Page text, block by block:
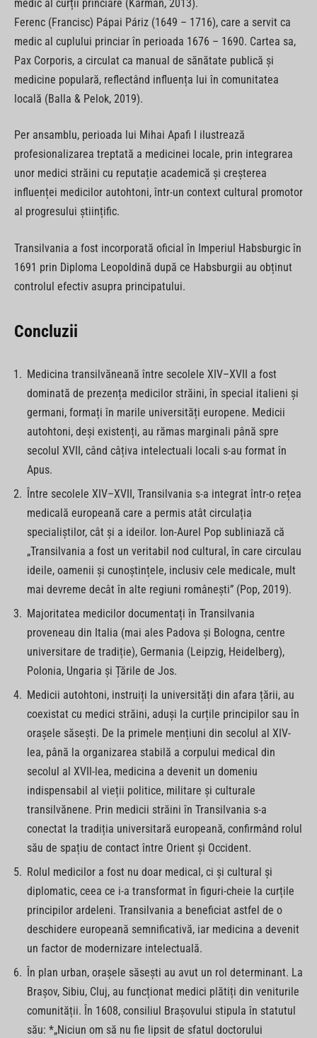
medic al curții princiare (Kármán, 2013).
Ferenc (Francisc) Pápai Páriz (1649 – 1716), care a servit ca
medic al cuplului princiar în perioada 1676 – 1690. Cartea sa,
Pax Corporis, a circulat ca manual de sănătate publică și
medicine populară, reflectând influența lui în comunitatea
locală (Balla & Pelok, 2019).
Per ansamblu, perioada lui Mihai Apafi I ilustrează
profesionalizarea treptată a medicinei locale, prin integrarea
unor medici străini cu reputație academică și creșterea
influenței medicilor autohtoni, într-un context cultural promotor
al progresului științific.
Transilvania a fost incorporată oficial în Imperiul Habsburgic în
1691 prin Diploma Leopoldină după ce Habsburgii au obținut
controlul efectiv asupra principatului.
Concluzii
Medicina transilvăneană între secolele XIV–XVII a fost
dominată de prezența medicilor străini, în special italieni și
germani, formați în marile universități europene. Medicii
autohtoni, deși existenți, au rămas marginali până spre
secolul XVII, când câțiva intelectuali locali s-au format în
Apus.
Între secolele XIV–XVII, Transilvania s-a integrat într-o rețea
medicală europeană care a permis atât circulația
specialiștilor, cât și a ideilor. Ion-Aurel Pop subliniază că
„Transilvania a fost un veritabil nod cultural, în care circulau
ideile, oamenii și cunoștințele, inclusiv cele medicale, mult
mai devreme decât în alte regiuni românești” (Pop, 2019).
Majoritatea medicilor documentați în Transilvania
proveneau din Italia (mai ales Padova și Bologna, centre
universitare de tradiție), Germania (Leipzig, Heidelberg),
Polonia, Ungaria și Țările de Jos.
Medicii autohtoni, instruiți la universități din afara țării, au
coexistat cu medici străini, aduși la curțile principilor sau în
orașele săsești. De la primele mențiuni din secolul al XIV-
lea, până la organizarea stabilă a corpului medical din
secolul al XVII-lea, medicina a devenit un domeniu
indispensabil al vieții politice, militare și culturale
transilvănene. Prin medicii străini în Transilvania s-a
conectat la tradiția universitară europeană, confirmând rolul
său de spațiu de contact între Orient și Occident.
Rolul medicilor a fost nu doar medical, ci și cultural și
diplomatic, ceea ce i-a transformat în figuri-cheie la curțile
principilor ardeleni. Transilvania a beneficiat astfel de o
deschidere europeană semnificativă, iar medicina a devenit
un factor de modernizare intelectuală.
În plan urban, orașele săsești au avut un rol determinant. La
Brașov, Sibiu, Cluj, au funcționat medici plătiți din veniturile
comunității. În 1608, consiliul Brașovului stipula în statutul
său: *„Niciun om să nu fie lipsit de sfatul doctorului